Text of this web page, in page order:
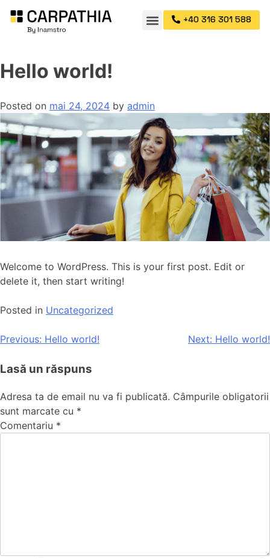
+40 316 301 588
Hello world!
Posted on mai 24, 2024 by admin
Welcome to WordPress. This is your first post. Edit or
delete it, then start writing!
Posted in Uncategorized
Previous: Hello world! Next: Hello world!
Lasă un răspuns
Adresa ta de email nu va fi publicată. Câmpurile obligatorii
sunt marcate cu *
Comentariu *